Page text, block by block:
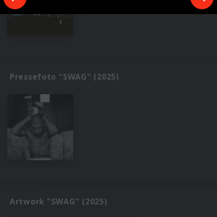
Pressefoto "SWAG" (2025)
Artwork "SWAG" (2025)